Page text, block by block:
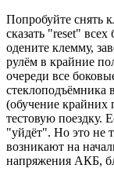
Попробуйте снять
сказать "reset"
одените клемму,
рулём в крайние
очереди все
стеклоподъёмника
(обучение крайних
тестовую поездку.
"уйдёт". Но это не
возникают на
напряжения АКБ,